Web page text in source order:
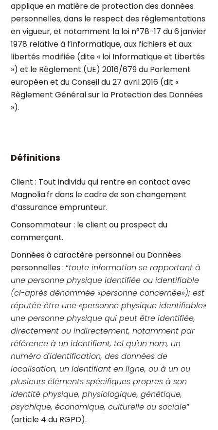
applique en matière de protection des données
personnelles, dans le respect des réglementations
en vigueur, et notamment la loi n°78-17 du 6 janvier
1978 relative à l’informatique, aux fichiers et aux
libertés modifiée (dite « loi Informatique et Libertés
») et le Règlement (UE) 2016/679 du Parlement
européen et du Conseil du 27 avril 2016 (dit «
Règlement Général sur la Protection des Données
»).
Définitions
Client : Tout individu qui rentre en contact avec
Magnolia.fr dans le cadre de son changement
d’assurance emprunteur.
Consommateur : le client ou prospect du
commerçant.
Données à caractère personnel ou Données
personnelles : “toute information se rapportant à
une personne physique identifiée ou identifiable
(ci-après dénommée «personne concernée»); est
réputée être une «personne physique identifiable»
une personne physique qui peut être identifiée,
directement ou indirectement, notamment par
référence à un identifiant, tel qu'un nom, un
numéro d'identification, des données de
localisation, un identifiant en ligne, ou à un ou
plusieurs éléments spécifiques propres à son
identité physique, physiologique, génétique,
psychique, économique, culturelle ou sociale”
(article 4 du RGPD).